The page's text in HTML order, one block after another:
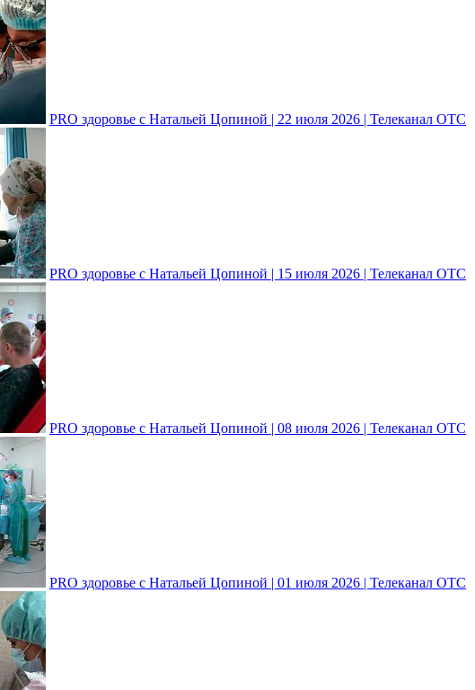
PRO здоровье с Натальей Цопиной | 22 июля 2026 | Телеканал ОТС
PRO здоровье с Натальей Цопиной | 15 июля 2026 | Телеканал ОТС
PRO здоровье с Натальей Цопиной | 08 июля 2026 | Телеканал ОТС
PRO здоровье с Натальей Цопиной | 01 июля 2026 | Телеканал ОТС